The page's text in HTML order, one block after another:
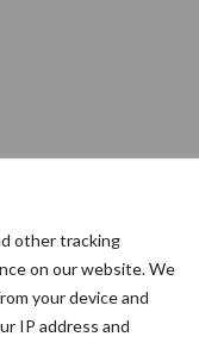
other tracking
on our website. We
your device and
IP address and